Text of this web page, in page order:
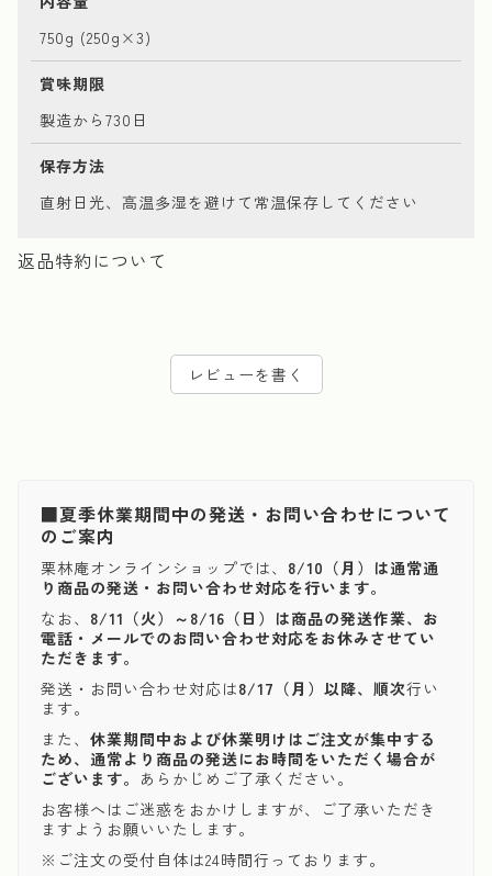
750g (250g×3)
賞味期限
製造から730日
保存方法
直射日光、高温多湿を避けて常温保存してください
返品特約について
レビューを書く
■夏季休業期間中の発送・お問い合わせについて
のご案内
栗林庵オンラインショップでは、 8/10（月）は通常通
り商品の発送・お問い合わせ対応を行います。
なお、 8/11（火）～8/16（日）は商品の発送作業、お
電話・メールでのお問い合わせ対応をお休みさせてい
ただきます。
発送・お問い合わせ対応は8/17（月）以降、順次行い
ます。
また、 休業期間中および休業明けはご注文が集中する
ため、通常より商品の発送にお時間をいただく場合が
ございます。 あらかじめご了承ください。
お客様へはご迷惑をおかけしますが、ご了承いただき
ますようお願いいたします。
※ご注文の受付自体は24時間行っております。